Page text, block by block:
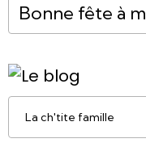
Bonne fête à
La ch'tite famille